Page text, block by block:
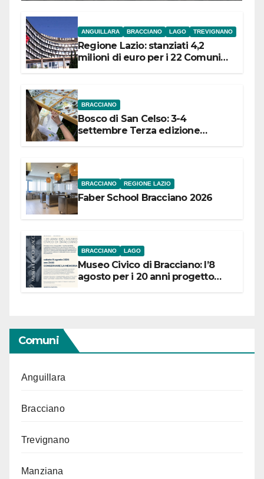
ANGUILLARA BRACCIANO LAGO TREVIGNANO
Regione Lazio: stanziati 4,2
milioni di euro per i 22 Comuni
BRACCIANO
Bosco di San Celso: 3-4
settembre Terza edizione
BRACCIANO REGIONE LAZIO
Faber School Bracciano 2026
BRACCIANO LAGO
Museo Civico di Bracciano: l’8
agosto per i 20 anni progetto
Comuni
Anguillara
Bracciano
Trevignano
Manziana